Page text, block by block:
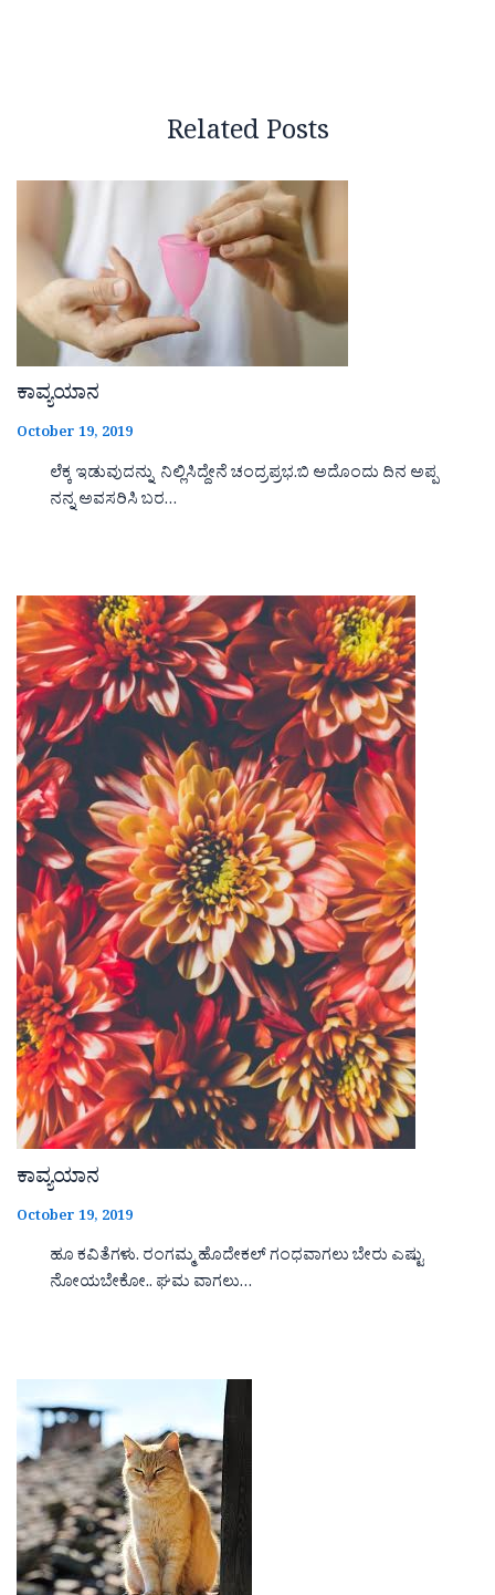
Related Posts
ಕಾವ್ಯಯಾನ
October 19, 2019
ಲೆಕ್ಕ ಇಡುವುದನ್ನು ನಿಲ್ಲಿಸಿದ್ದೇನೆ ಚಂದ್ರಪ್ರಭ.ಬಿ ಅದೊಂದು ದಿನ ಅಪ್ಪ
ನನ್ನ ಅವಸರಿಸಿ ಬರ…
ಕಾವ್ಯಯಾನ
October 19, 2019
ಹೂ ಕವಿತೆಗಳು. ರಂಗಮ್ಮ ಹೊದೇಕಲ್ ಗಂಧವಾಗಲು ಬೇರು ಎಷ್ಟು
ನೋಯಬೇಕೋ.. ಘಮ ವಾಗಲು…